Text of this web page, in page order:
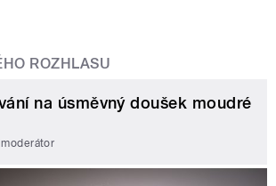
ROZHLASU
na úsměvný doušek moudré